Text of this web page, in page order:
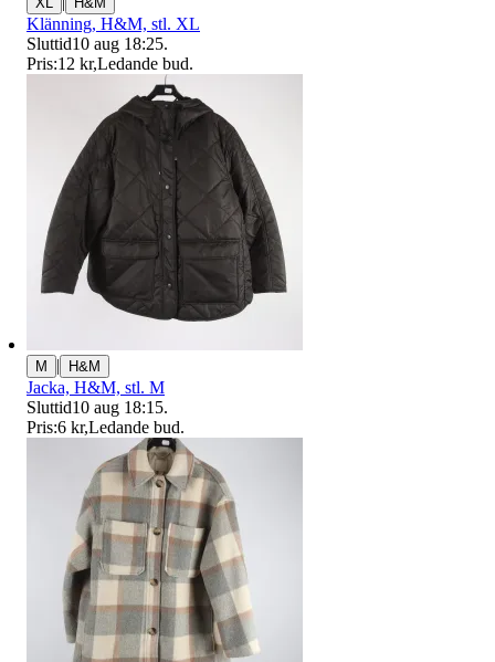
Klänning, H&M, stl. XL
Sluttid10 aug 18:25.
Pris:12 kr,Ledande bud.
M | H&M
Jacka, H&M, stl. M
Sluttid10 aug 18:15.
Pris:6 kr,Ledande bud.